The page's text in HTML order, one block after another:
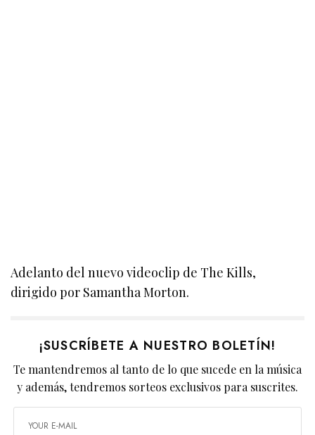
Adelanto del nuevo videoclip de The Kills,
dirigido por Samantha Morton.
¡SUSCRÍBETE A NUESTRO BOLETÍN!
Te mantendremos al tanto de lo que sucede en la música
y además, tendremos sorteos exclusivos para suscrites.